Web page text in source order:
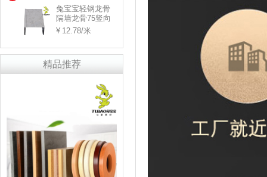
兔宝宝轻钢龙骨
隔墙龙骨75竖向
规格： 0.6*45 用
料厚度：0.57-0.6
12.78/米
精品推荐